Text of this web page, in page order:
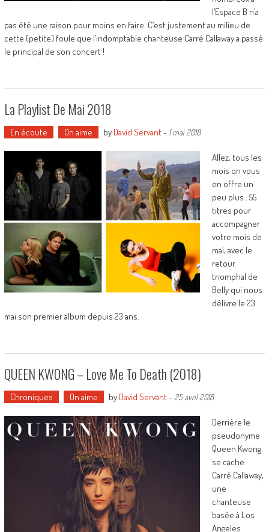
l’Espace B n’a
pas été une raison pour moins en faire. C’est justement au milieu de
cette (petite) foule que l’indomptable chanteuse Carré Callaway a passé
le principal de son concert !
La Playlist De Mai 2018
En écoute On aime by David Servant- 1 mai 2018
Allez, tous les
mois on vous
en offre un
peu plus : 55
titres pour
accompagner
votre mois de
mai, avec le
retour
triomphal de
Belly qui nous
délivre le 23
mai son premier album depuis 23 ans.
QUEEN KWONG – Love Me To Death (2018)
Chroniques On aime by David Servant- 25 avril 2018
Derrière le
pseudonyme
Queen Kwong
se cache
Carré Callaway,
une
chanteuse
basée à Los
Angeles